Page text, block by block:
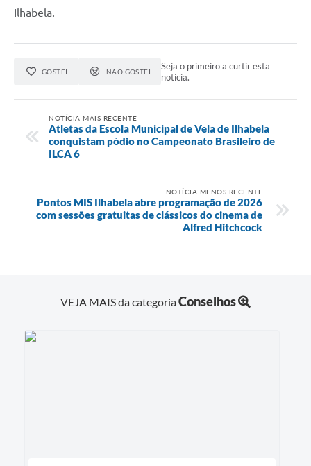
Ilhabela.
GOSTEI NÃO GOSTEI
Seja o primeiro a curtir esta
notícia.
NOTÍCIA MAIS RECENTE
Atletas da Escola Municipal de Vela de Ilhabela
conquistam pódio no Campeonato Brasileiro de
ILCA 6
NOTÍCIA MENOS RECENTE
Pontos MIS Ilhabela abre programação de 2026
com sessões gratuitas de clássicos do cinema de
Alfred Hitchcock
VEJA MAIS da categoriaConselhos